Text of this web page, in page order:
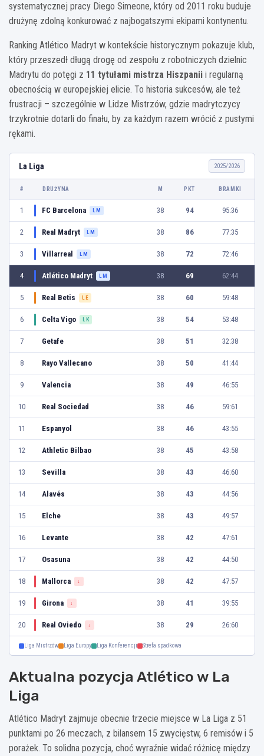
systematycznej pracy Diego Simeone, który od 2011 roku buduje
drużynę zdolną konkurować z najbogatszymi ekipami kontynentu.
Ranking Atlético Madryt w kontekście historycznym pokazuje klub,
który przeszedł długą drogę od zespołu z robotniczych dzielnic
Madrytu do potęgi z 11 tytułami mistrza Hiszpanii i regularną
obecnością w europejskiej elicie. To historia sukcesów, ale też
frustracji – szczególnie w Lidze Mistrzów, gdzie madrytczycy
trzykrotnie dotarli do finału, by za każdym razem wrócić z pustymi
rękami.
La Liga 2025/2026
# DRUŻYNA M PKT BRAMKI
1 FC Barcelona LM 38 94 95:36
2 Real Madryt LM 38 86 77:35
3 Villarreal LM 38 72 72:46
4 Atlético Madryt LM 38 69 62:44
5 Real Betis LE 38 60 59:48
6 Celta Vigo LK 38 54 53:48
7 Getafe 38 51 32:38
8 Rayo Vallecano 38 50 41:44
9 Valencia 38 49 46:55
10 Real Sociedad 38 46 59:61
11 Espanyol 38 46 43:55
12 Athletic Bilbao 38 45 43:58
13 Sevilla 38 43 46:60
14 Alavés 38 43 44:56
15 Elche 38 43 49:57
16 Levante 38 42 47:61
17 Osasuna 38 42 44:50
18 Mallorca ↓ 38 42 47:57
19 Girona ↓ 38 41 39:55
20 Real Oviedo ↓ 38 29 26:60
Liga Mistrzów Liga Europy Liga Konferencji Strefa spadkowa
Aktualna pozycja Atlético w La
Liga
Atlético Madryt zajmuje obecnie trzecie miejsce w La Liga z 51
punktami po 26 meczach, z bilansem 15 zwycięstw, 6 remisów i 5
porażek. To solidna pozycja, choć wyraźnie widać różnicę między